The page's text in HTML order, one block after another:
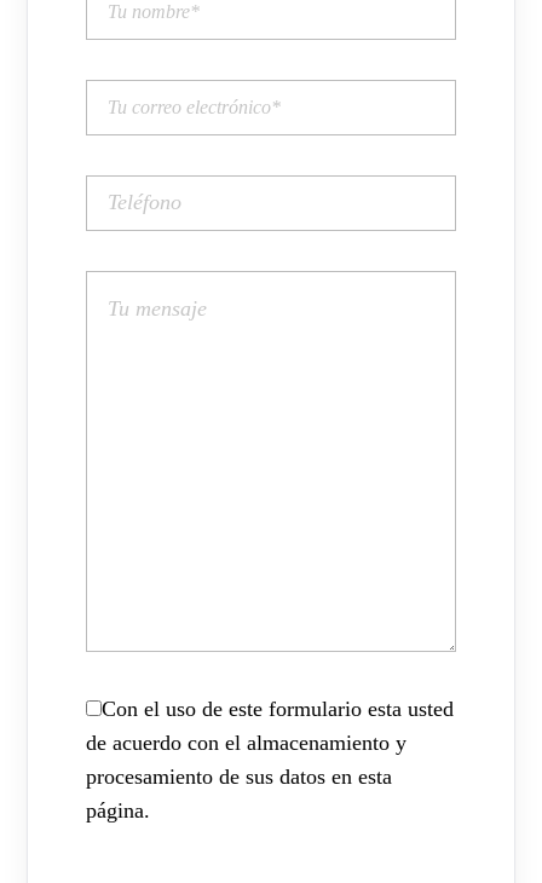
Con el uso de este formulario esta usted
de acuerdo con el almacenamiento y
procesamiento de sus datos en esta
página.